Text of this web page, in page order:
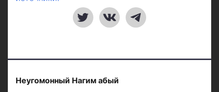
Неугомонный Нагим абый